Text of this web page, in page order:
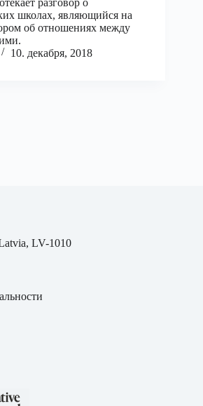
школах, являющийся на
об отношениях между
10. декабря, 2018
LV-1010